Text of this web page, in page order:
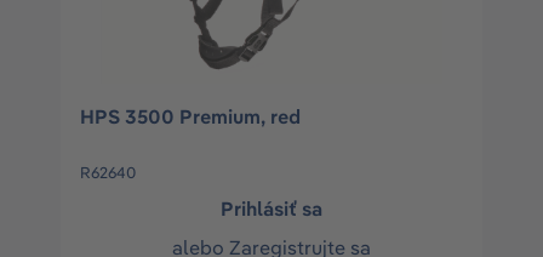
HPS 3500 Premium, red
R62640
Prihlásiť sa
alebo Zaregistrujte sa